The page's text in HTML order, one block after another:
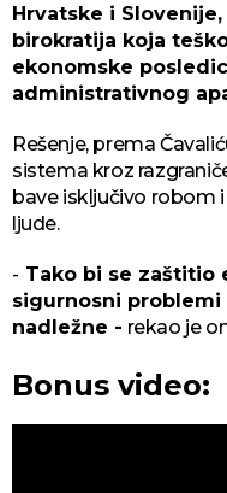
Hrvatske i
birokratija koja
ekonomske
administrativnog
Rešenje, prema
sistema kroz
bave isključivo robom
ljude.
- Tako bi se zaštitio
sigurnosni
nadležne - rekao je
Bonus video: